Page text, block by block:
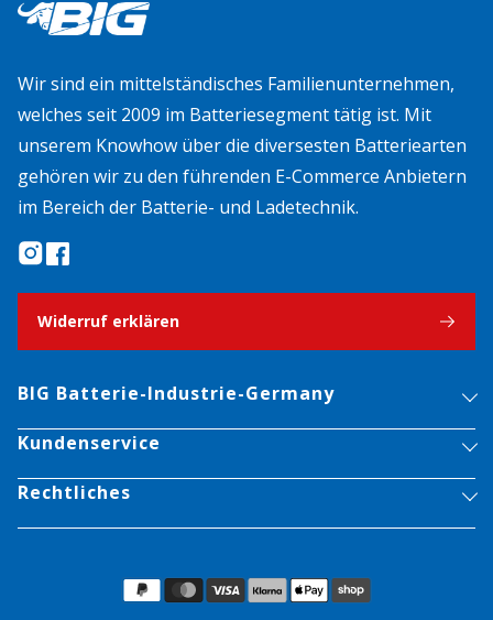
Wir sind ein mittelständisches Familienunternehmen,
welches seit 2009 im Batteriesegment tätig ist. Mit
unserem Knowhow über die diversesten Batteriearten
gehören wir zu den führenden E-Commerce Anbietern
im Bereich der Batterie- und Ladetechnik.
Widerruf erklären
BIG Batterie-Industrie-Germany
Kundenservice
Rechtliches